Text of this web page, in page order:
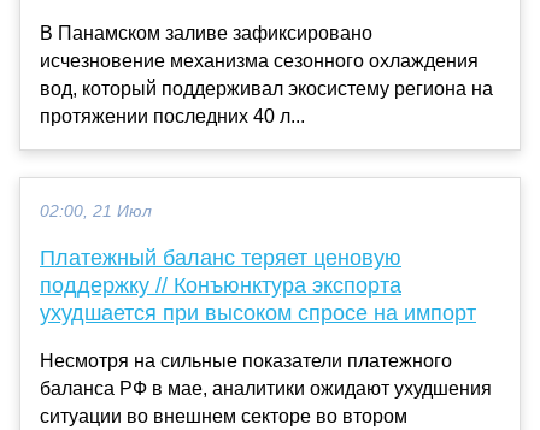
В Панамском заливе зафиксировано
исчезновение механизма сезонного охлаждения
вод, который поддерживал экосистему региона на
протяжении последних 40 л...
02:00, 21 Июл
Платежный баланс теряет ценовую
поддержку // Конъюнктура экспорта
ухудшается при высоком спросе на импорт
Несмотря на сильные показатели платежного
баланса РФ в мае, аналитики ожидают ухудшения
ситуации во внешнем секторе во втором